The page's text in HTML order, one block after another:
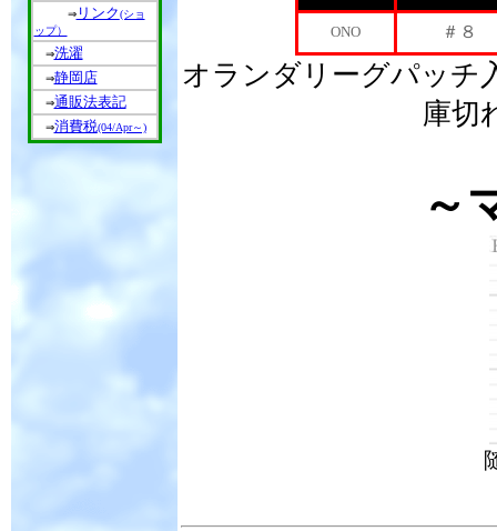
⇒リンク(ショ
ップ）
⇒洗濯
⇒静岡店
⇒通販法表記
⇒消費税(04/Apr～)
ONO ＃８
オランダリーグパッチ
庫切
～